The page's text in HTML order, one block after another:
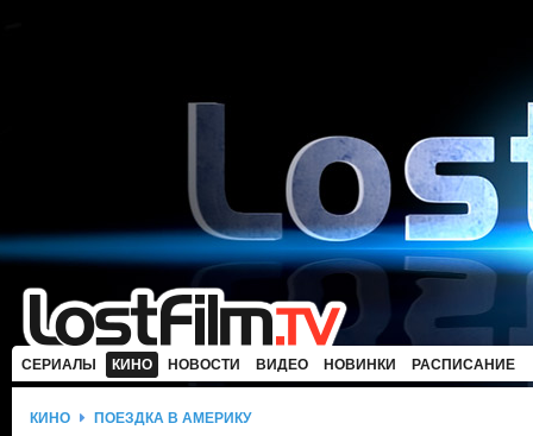
СЕРИАЛЫ КИНО НОВОСТИ ВИДЕО НОВИНКИ РАСПИСАНИЕ
КИНО ПОЕЗДКА В АМЕРИКУ